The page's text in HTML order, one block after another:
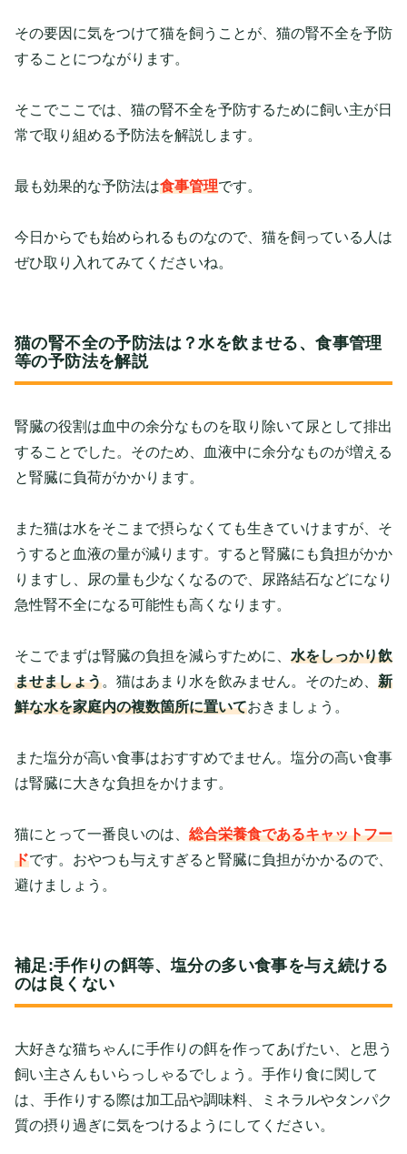
その要因に気をつけて猫を飼うことが、猫の腎不全を予防
することにつながります。
そこでここでは、 猫の腎不全を予防するために飼い主が日
常で取り組める予防法を解説します。
最も効果的な予防法は食事管理です。
今日からでも始められるものなので、猫を飼っている人は
ぜひ取り入れてみてくださいね。
猫の腎不全の予防法は？水を飲ませる、食事管理
等の予防法を解説
腎臓の役割は血中の余分なものを取り除いて尿として排出
することでした。そのため、血液中に余分なものが増える
と腎臓に負荷がかかります。
また猫は水をそこまで摂らなくても生きていけますが、そ
うすると血液の量が減ります。すると腎臓にも負担がかか
りますし、尿の量も少なくなるので、尿路結石などになり
急性腎不全になる可能性も高くなります。
そこでまずは腎臓の負担を減らすために、 水をしっかり飲
ませましょう。猫はあまり水を飲みません。そのため、 新
鮮な水を家庭内の複数箇所に置いておきましょう。
また塩分が高い食事はおすすめでません。塩分の高い食事
は腎臓に大きな負担をかけます。
猫にとって一番良いのは、 総合栄養食であるキャットフー
ドです。おやつも与えすぎると腎臓に負担がかかるので、
避けましょう。
補足:手作りの餌等、塩分の多い食事を与え続ける
のは良くない
大好きな猫ちゃんに手作りの餌を作ってあげたい、と思う
飼い主さんもいらっしゃるでしょう。手作り食に関して
は、手作りする際は加工品や調味料、ミネラルやタンパク
質の摂り過ぎに気をつけるようにしてください。